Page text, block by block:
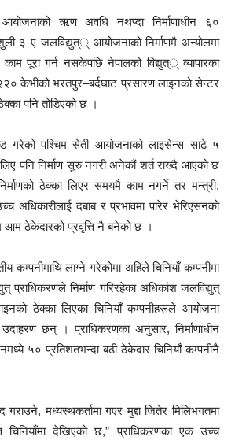
ऋण अवधि नथप्दा निर्माणाधीन ६०
३ ए जलविद्युत्् आयोजनाको निर्माणमै अन्योलमा
पूरा गर्न नसकेपछि नेपालको विद्युत्् व्यापारका
२२० केभीको भरतपुर–बर्दघाट प्रसारण लाइनको सेन्टर
पनि तोडिएको छ ।
गरेको पश्चिम सेती आयोजनाको लाइसेन्स साढे ५
लिए पनि निर्माण सुरु नगरी अनेकौं शर्त राख्दै आएको छ
ठेक्का लिएर समयमै काम नगर्ने तर मन्त्री,
अधिकारीलाई दबाब र प्रभावमा पारेर भेरिएसनको
आम ठेकेदारको प्रवृत्ति नै बनेको छ ।
कम्पनीमाथि लाग्ने गरेकोमा अहिले चिनियाँ कम्पनीमा
प्राधिकरणले निर्माण गरिरहेका अधिकांश जलविद्युत्
ठेक्का लिएका चिनियाँ कम्पनीहरूले आयोजना
उदाहरण छन् । प्राधिकरणका अनुसार, निर्माणाधीन
५० प्रतिशतभन्दा बढी ठेकेदार चिनियाँ कम्पनीनै
गराउने, मध्यस्थकर्तामा गएर मुद्दा जितेर मिलिभगतमा
चिनियाँमा देखिएको छ,” प्राधिकरणका एक उच्च